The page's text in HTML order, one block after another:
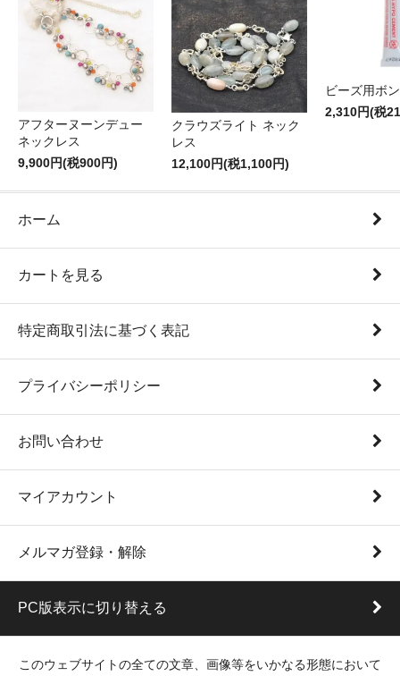
アフターヌーンデュー
ネックレス
9,900円(税900円)
クラウズライト ネック
レス
12,100円(税1,100円)
ビーズ用ボ
2,310円(税
ホーム
カートを見る
特定商取引法に基づく表記
プライバシーポリシー
お問い合わせ
マイアカウント
メルマガ登録・解除
PC版表示に切り替える
このウェブサイトの全ての文章、画像等をいかなる形態において